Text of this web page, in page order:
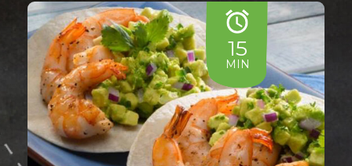
15
MIN